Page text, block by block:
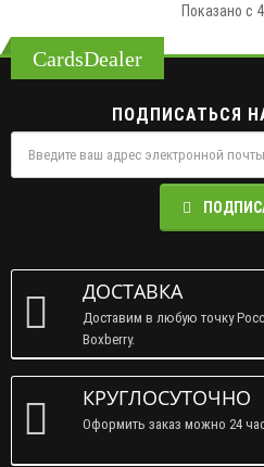
Показано с
CardsDealer
ПОДПИСАТЬСЯ
ДОСТАВКА
Доставим в любую точку
Boxberry.
КРУГЛОСУТОЧНО
Оформить заказ можно 24